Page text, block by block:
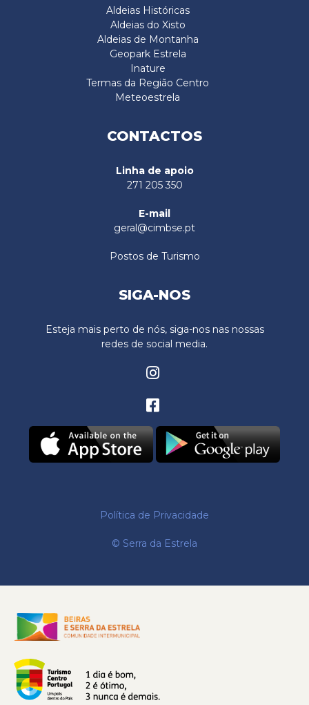
Aldeias Históricas
Aldeias do Xisto
Aldeias de Montanha
Geopark Estrela
Inature
Termas da Região Centro
Meteoestrela
CONTACTOS
Linha de apoio
271 205 350
E-mail
geral@cimbse.pt
Postos de Turismo
SIGA-NOS
Esteja mais perto de nós, siga-nos nas nossas
redes de social media.
© Serra da Estrela
Política de Privacidade